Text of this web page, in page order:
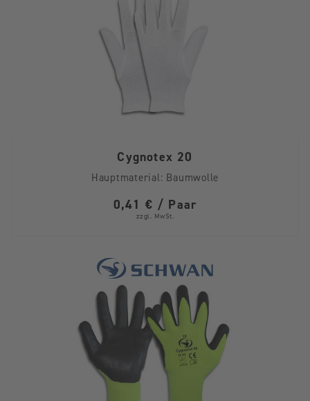
Cygnotex 20
Hauptmaterial: Baumwolle
0,41 € / Paar
zzgl. MwSt.